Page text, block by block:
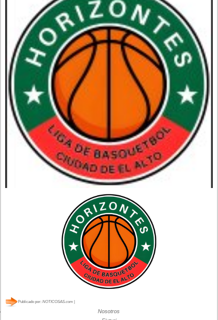
Publicado por:NOTICOSAS.com |
Nosotros